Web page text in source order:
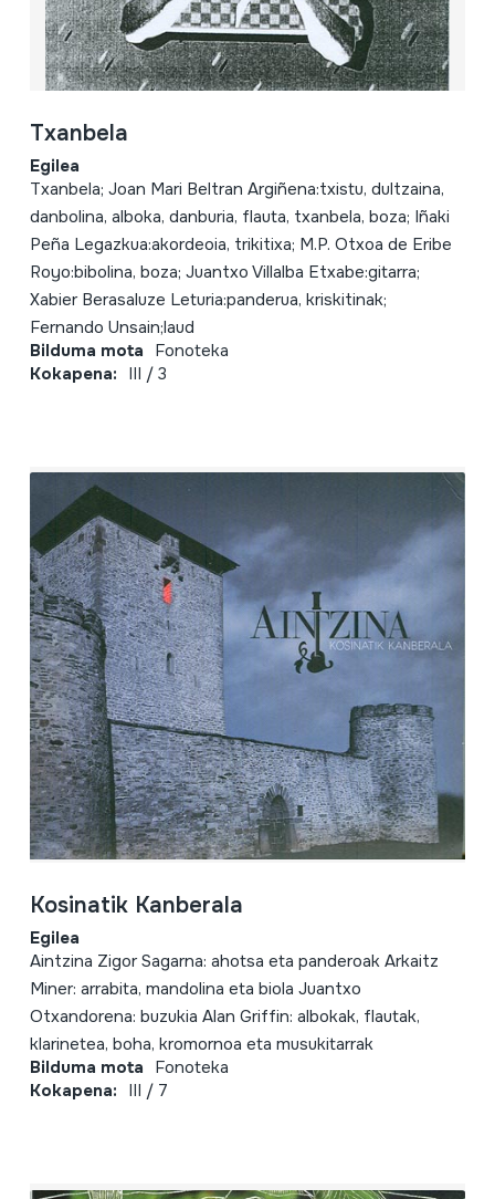
Txanbela
Egilea
Txanbela; Joan Mari Beltran Argiñena:txistu, dultzaina,
danbolina, alboka, danburia, flauta, txanbela, boza; Iñaki
Peña Legazkua:akordeoia, trikitixa; M.P. Otxoa de Eribe
Royo:bibolina, boza; Juantxo Villalba Etxabe:gitarra;
Xabier Berasaluze Leturia:panderua, kriskitinak;
Fernando Unsain;laud
Bilduma mota Fonoteka
Kokapena: III / 3
Kosinatik Kanberala
Egilea
Aintzina Zigor Sagarna: ahotsa eta panderoak Arkaitz
Miner: arrabita, mandolina eta biola Juantxo
Otxandorena: buzukia Alan Griffin: albokak, flautak,
klarinetea, boha, kromornoa eta musukitarrak
Bilduma mota Fonoteka
Kokapena: III / 7